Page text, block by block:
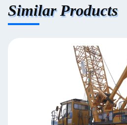
Similar Products